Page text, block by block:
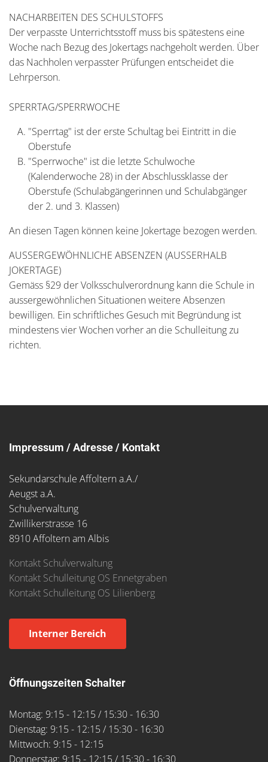
NACHARBEITEN DES SCHULSTOFFS
Der verpasste Unterrichtsstoff muss bis spätestens eine
Woche nach Bezug des Jokertags nachgeholt werden. Über
das Nachholen verpasster Prüfungen entscheidet die
Lehrperson.
SPERRTAG/SPERRWOCHE
"Sperrtag" ist der erste Schultag bei Eintritt in die
Oberstufe
"Sperrwoche" ist die letzte Schulwoche
(Kalenderwoche 28) in der Abschlussklasse der
Oberstufe (Schulabgängerinnen und Schulabgänger
der 2. und 3. Klassen)
An diesen Tagen können keine Jokertage bezogen werden.
AUSSERGEWÖHNLICHE ABSENZEN (AUSSERHALB
JOKERTAGE)
Gemäss §29 der Volksschulverordnung kann die Schule in
aussergewöhnlichen Situationen weitere Absenzen
bewilligen. Ein schriftliches Gesuch mit Begründung ist
mindestens vier Wochen vorher an die Schulleitung zu
richten.
Impressum / Adresse / Kontakt
Sekundarschule Affoltern a.A./
Aeugst a.A.
Schulverwaltung
Zwillikerstrasse 16
8910 Affoltern am Albis
Kontakt Schulverwaltung
Kontakt Schulleitung OS Ennetgraben
Kontakt Schulleitung OS Lilienberg
Interner Bereich
Öffnungszeiten Schalter
Montag: 9:15 - 12:15 / 15:30 - 16:30
Dienstag: 9:15 - 12:15 / 15:30 - 16:30
Mittwoch: 9:15 - 12:15
Donnerstag: 9:15 - 12:15 / 15:30 - 16:30